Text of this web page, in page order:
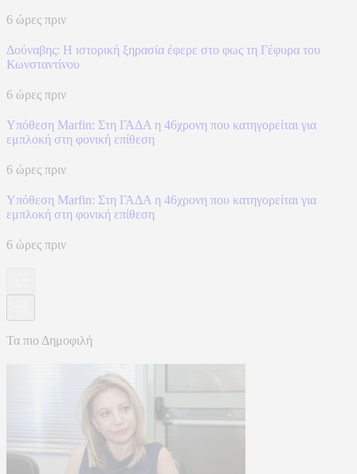
6 ώρες πριν
Δούναβης: Η ιστορική ξηρασία έφερε στο φως τη Γέφυρα του
Κωνσταντίνου
6 ώρες πριν
Υπόθεση Marfin: Στη ΓΑΔΑ η 46χρονη που κατηγορείται για
εμπλοκή στη φονική επίθεση
6 ώρες πριν
Υπόθεση Marfin: Στη ΓΑΔΑ η 46χρονη που κατηγορείται για
εμπλοκή στη φονική επίθεση
6 ώρες πριν
Τα πιο Δημοφιλή